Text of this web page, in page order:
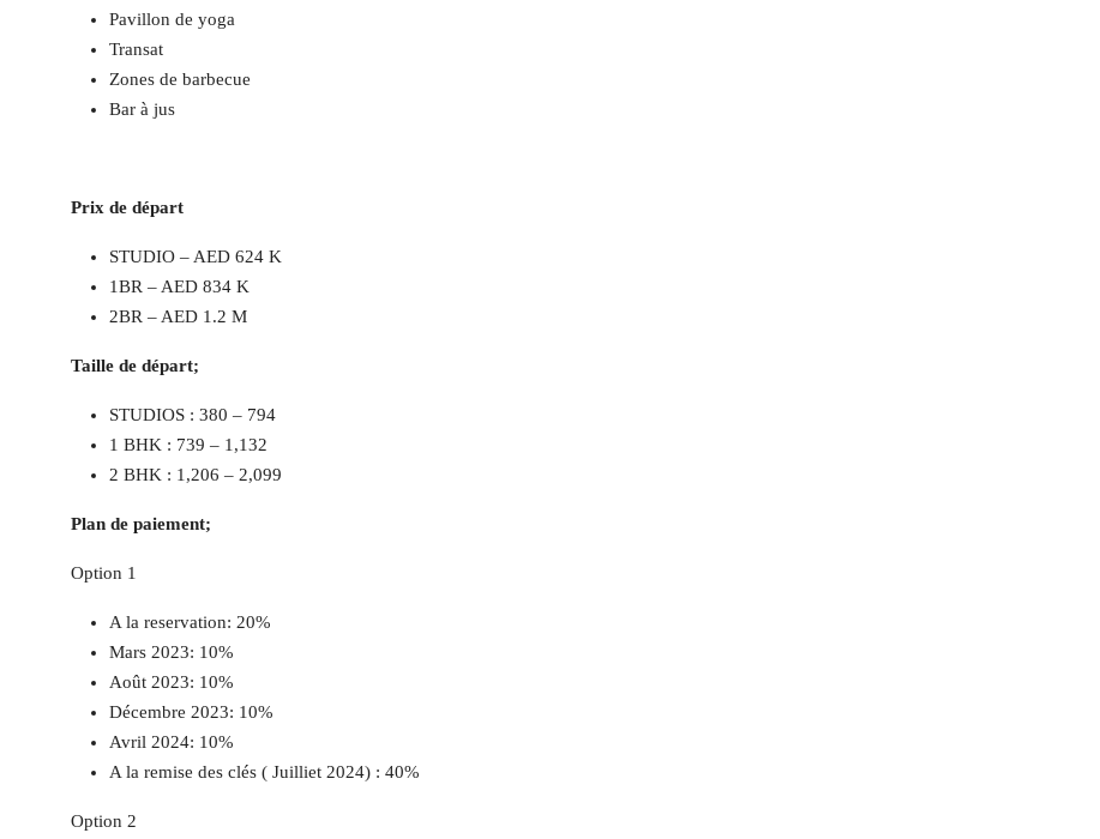
Pavillon de yoga
Transat
Zones de barbecue
Bar à jus
Prix de départ
STUDIO – AED 624 K
1BR – AED 834 K
2BR – AED 1.2 M
Taille de départ;
STUDIOS : 380 – 794
1 BHK : 739 – 1,132
2 BHK : 1,206 – 2,099
Plan de paiement;
Option 1
A la reservation: 20%
Mars 2023: 10%
Août 2023: 10%
Décembre 2023: 10%
Avril 2024: 10%
A la remise des clés ( Juilliet 2024) : 40%
Option 2